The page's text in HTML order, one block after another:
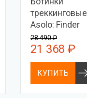
треккинговые
Asolo: Finder
Pro GV MM
28 490 ₽
21 368 ₽
КУПИТЬ